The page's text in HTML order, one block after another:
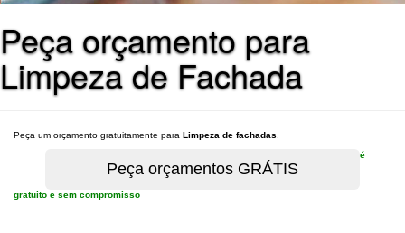
Peça orçamento para
Limpeza de Fachada
Peça um orçamento gratuitamente para Limpeza de fachadas
é
gratuito e sem compromisso